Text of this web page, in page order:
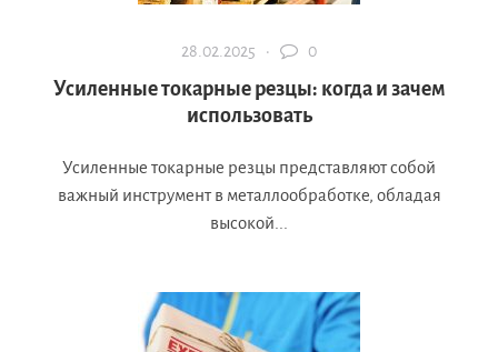
28.02.2025 · 0
Усиленные токарные резцы: когда и зачем
использовать
Усиленные токарные резцы представляют собой
важный инструмент в металлообработке, обладая
высокой...